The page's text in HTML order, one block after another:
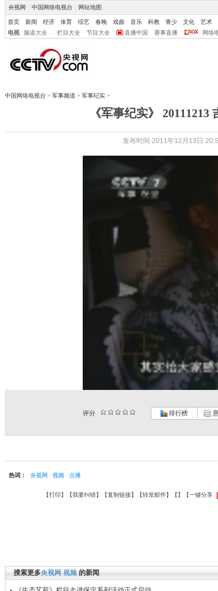
央视网 中国网络电视台 网站地图
首页 新闻 经济 体育 综艺 春晚 戏曲 音乐 科教 青少 文化
艺术
电视
频道大全 栏目大全 节目大全 直播中国 赛事直播 网络
中国网络电视台 > 军事频道 > 军事纪实 >
《军事纪实》
发布时间:2011年12月13日
评分 排行榜
热词： 央视网 视频 点播
【打印 】【我要纠错】【复制链接】【转发邮件】【 】 【一键分享
搜索更多央视网 视频 的新闻